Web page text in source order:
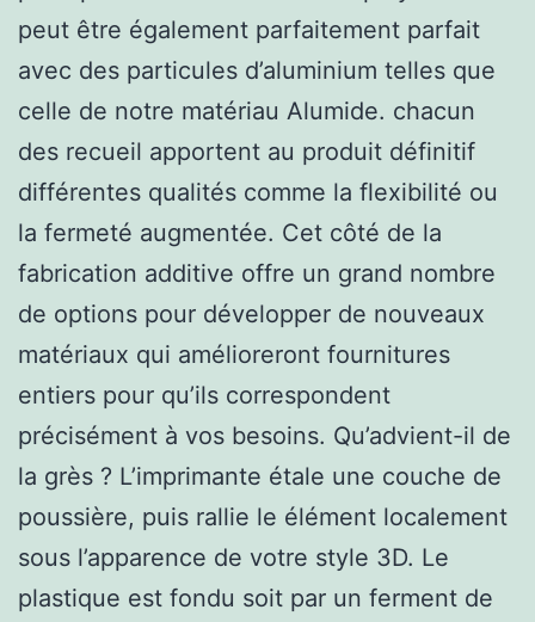
peut être également parfaitement parfait
avec des particules d’aluminium telles que
celle de notre matériau Alumide. chacun
des recueil apportent au produit définitif
différentes qualités comme la flexibilité ou
la fermeté augmentée. Cet côté de la
fabrication additive offre un grand nombre
de options pour développer de nouveaux
matériaux qui amélioreront fournitures
entiers pour qu’ils correspondent
précisément à vos besoins. Qu’advient-il de
la grès ? L’imprimante étale une couche de
poussière, puis rallie le élément localement
sous l’apparence de votre style 3D. Le
plastique est fondu soit par un ferment de